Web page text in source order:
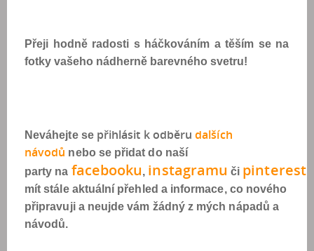
Přeji hodně radosti s háčkováním a těším se na
fotky vašeho nádherně barevného svetru!
Neváhejte se přihlásit k odběru dalších
návodů nebo se přidat do naší
party na facebooku, instagramu či pinterest
mít stále aktuální přehled a informace, co nového
připravuji a neujde vám žádný z mých nápadů a
návodů.